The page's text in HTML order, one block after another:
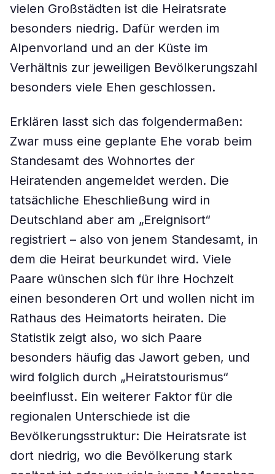
vielen Großstädten ist die Heiratsrate
besonders niedrig. Dafür werden im
Alpenvorland und an der Küste im
Verhältnis zur jeweiligen Bevölkerungszahl
besonders viele Ehen geschlossen.
Erklären lasst sich das folgendermaßen:
Zwar muss eine geplante Ehe vorab beim
Standesamt des Wohnortes der
Heiratenden angemeldet werden. Die
tatsächliche Eheschließung wird in
Deutschland aber am „Ereignisort“
registriert – also von jenem Standesamt, in
dem die Heirat beurkundet wird. Viele
Paare wünschen sich für ihre Hochzeit
einen besonderen Ort und wollen nicht im
Rathaus des Heimatorts heiraten. Die
Statistik zeigt also, wo sich Paare
besonders häufig das Jawort geben, und
wird folglich durch „Heiratstourismus“
beeinflusst. Ein weiterer Faktor für die
regionalen Unterschiede ist die
Bevölkerungsstruktur: Die Heiratsrate ist
dort niedrig, wo die Bevölkerung stark